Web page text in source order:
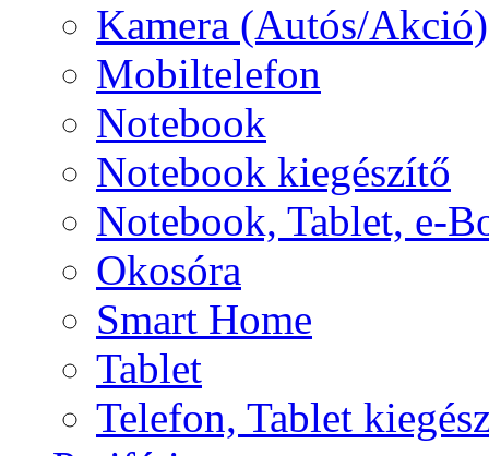
Kamera (Autós/Akció)
Mobiltelefon
Notebook
Notebook kiegészítő
Notebook, Tablet, e-
Okosóra
Smart Home
Tablet
Telefon, Tablet